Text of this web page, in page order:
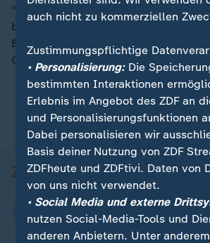
"Wir sind in unserem Staat zu
behäbig und das Ganze ist zu teuer",
Berghegger, CDU,
Gemeindebund, zum Bürokratieabbau.
auch nicht zu kommerziellen
Zustimmungspflichtige
• Personalisierung:Die
bestimmten Interaktionen
Erlebnis im Angebot des ZDF an
und Personalisierungsfunktionen
Dabei personalisieren wir
Basis deiner Nutzung von ZDF
ZDFheute und ZDFtivi. Daten von
von uns nicht verwendet.
• Social Media und externe
nutzen Social-Media-Tools und
anderen Anbietern. Unter